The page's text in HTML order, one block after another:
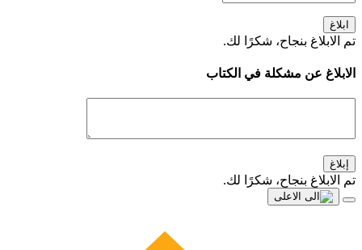
ابلاغ
تم الابلاغ بنجاح، شكرًا لك.
الابلاغ عن مشكلة في الكتاب
إبلاغ
تم الابلاغ بنجاح، شكرًا لك.